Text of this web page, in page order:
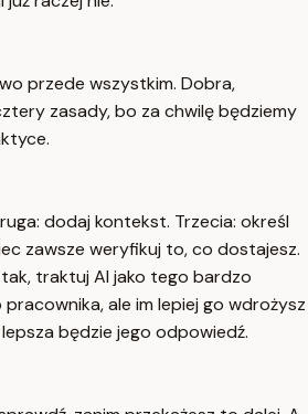
przede wszystkim. Dobra,
zasady, bo za chwilę będziemy
dodaj kontekst. Trzecia: określ
zawsze weryfikuj to, co dostajesz.
traktuj AI jako tego bardzo
ale im lepiej go wdrożysz
będzie jego odpowiedź.